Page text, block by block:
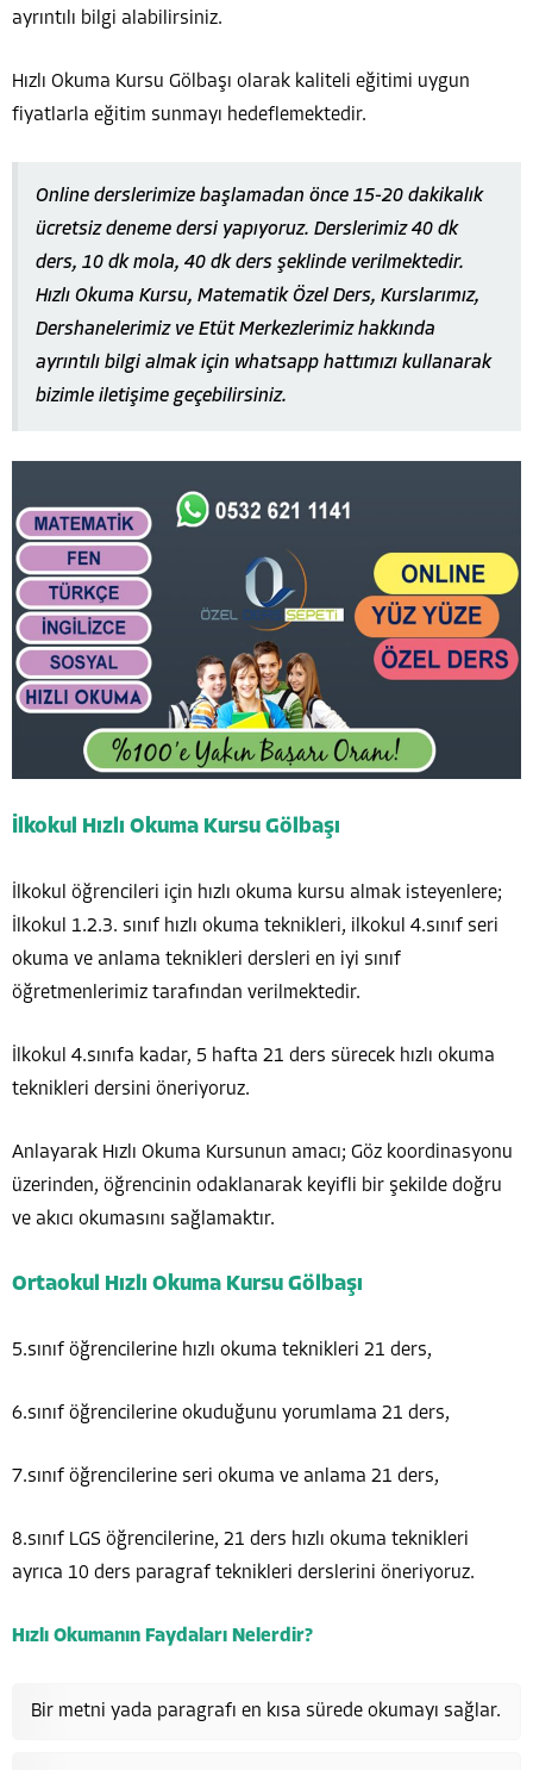
ayrıntılı bilgi alabilirsiniz.
Hızlı Okuma Kursu Gölbaşı olarak kaliteli eğitimi uygun
fiyatlarla eğitim sunmayı hedeflemektedir.
Online derslerimize başlamadan önce 15-20 dakikalık
ücretsiz deneme dersi yapıyoruz. Derslerimiz 40 dk
ders, 10 dk mola, 40 dk ders şeklinde verilmektedir.
Hızlı Okuma Kursu, Matematik Özel Ders, Kurslarımız,
Dershanelerimiz ve Etüt Merkezlerimiz hakkında
ayrıntılı bilgi almak için whatsapp hattımızı kullanarak
bizimle iletişime geçebilirsiniz.
İlkokul Hızlı Okuma Kursu Gölbaşı
İlkokul öğrencileri için hızlı okuma kursu almak isteyenlere;
İlkokul 1.2.3. sınıf hızlı okuma teknikleri, ilkokul 4.sınıf seri
okuma ve anlama teknikleri dersleri en iyi sınıf
öğretmenlerimiz tarafından verilmektedir.
İlkokul 4.sınıfa kadar, 5 hafta 21 ders sürecek hızlı okuma
teknikleri dersini öneriyoruz.
Anlayarak Hızlı Okuma Kursunun amacı; Göz koordinasyonu
üzerinden, öğrencinin odaklanarak keyifli bir şekilde doğru
ve akıcı okumasını sağlamaktır.
Ortaokul Hızlı Okuma Kursu Gölbaşı
5.sınıf öğrencilerine hızlı okuma teknikleri 21 ders,
6.sınıf öğrencilerine okuduğunu yorumlama 21 ders,
7.sınıf öğrencilerine seri okuma ve anlama 21 ders,
8.sınıf LGS öğrencilerine, 21 ders hızlı okuma teknikleri
ayrıca 10 ders paragraf teknikleri derslerini öneriyoruz.
Hızlı Okumanın Faydaları Nelerdir?
Bir metni yada paragrafı en kısa sürede okumayı sağlar.